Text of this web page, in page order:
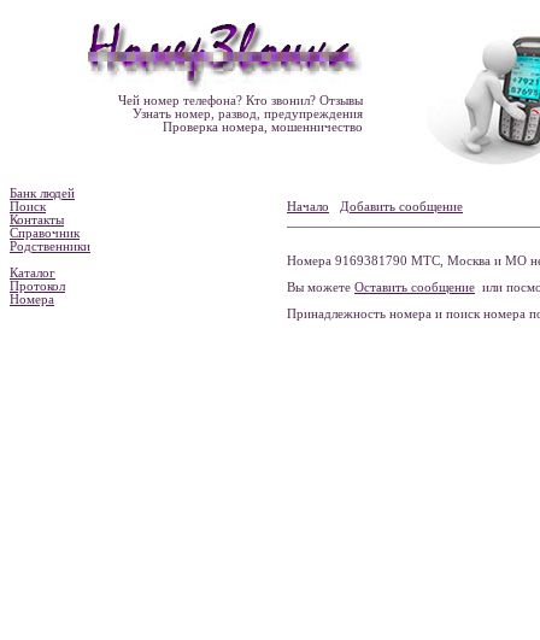
Чей номер телефона? Кто звонил? Отзывы
Узнать номер, развод, предупреждения
Проверка номера, мошенничество
Банк людей
Поиск
Контакты
Справочник
Родственники
Каталог
Протокол
Номера
Начало Добавить сообщение
Номера 9169381790 МТС, Москва и МО
Вы можете Оставить сообщение или
Принадлежность номера и поиск номера